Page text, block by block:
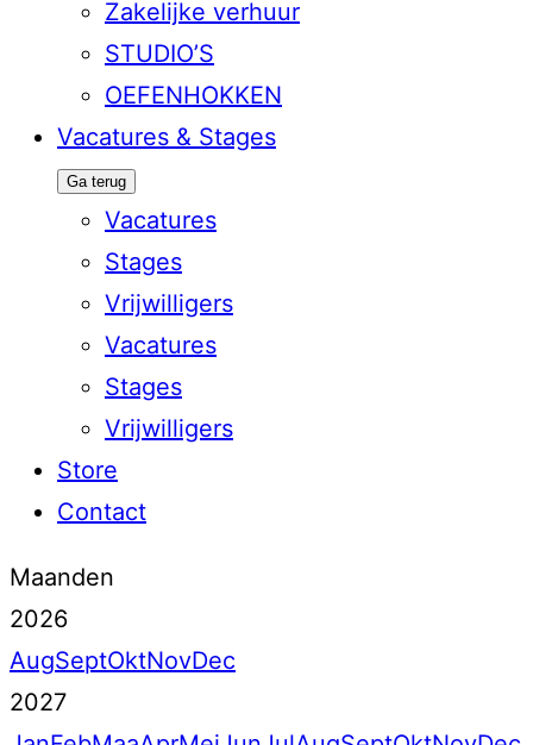
Zakelijke verhuur
STUDIO’S
OEFENHOKKEN
Vacatures & Stages
Ga terug
Vacatures
Stages
Vrijwilligers
Vacatures
Stages
Vrijwilligers
Store
Contact
Maanden
2026
AugSeptOktNovDec
2027